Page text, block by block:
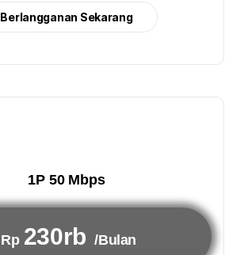
Berlangganan Sekarang
1P 50 Mbps
Rp 230rb /Bulan